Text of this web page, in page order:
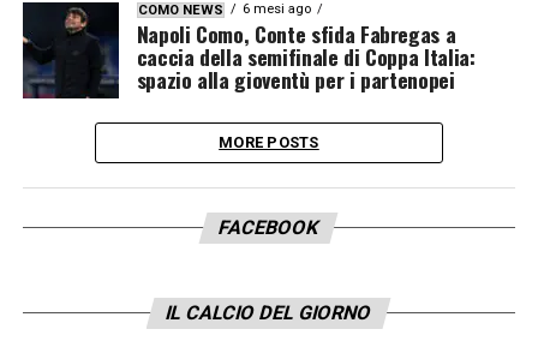
COMO NEWS 6 mesi ago
Napoli Como, Conte sfida Fabregas a
caccia della semifinale di Coppa Italia:
spazio alla gioventù per i partenopei
MORE POSTS
FACEBOOK
IL CALCIO DEL GIORNO